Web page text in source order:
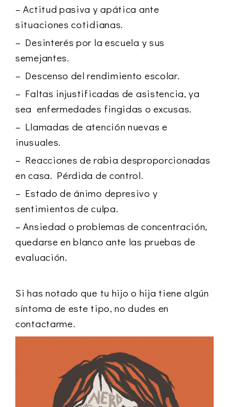
– Actitud pasiva y apática ante
situaciones cotidianas.
– Desinterés por la escuela y sus
semejantes.
– Descenso del rendimiento escolar.
– Faltas injustificadas de asistencia, ya
sea enfermedades fingidas o excusas.
– Llamadas de atención nuevas e
inusuales.
– Reacciones de rabia desproporcionadas
en casa. Pérdida de control.
– Estado de ánimo depresivo y
sentimientos de culpa.
– Ansiedad o problemas de concentración,
quedarse en blanco ante las pruebas de
evaluación.
Si has notado que tu hijo o hija tiene algún
síntoma de este tipo, no dudes en
contactarme.